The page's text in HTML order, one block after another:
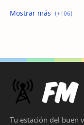
Busco Empleo Sin Experiencia
busco trabajo la plata
Tu estación del buen